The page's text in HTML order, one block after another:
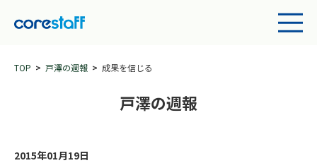
TOP 戸澤の週報 成果を信じる
戸澤の週報
2015年01月19日